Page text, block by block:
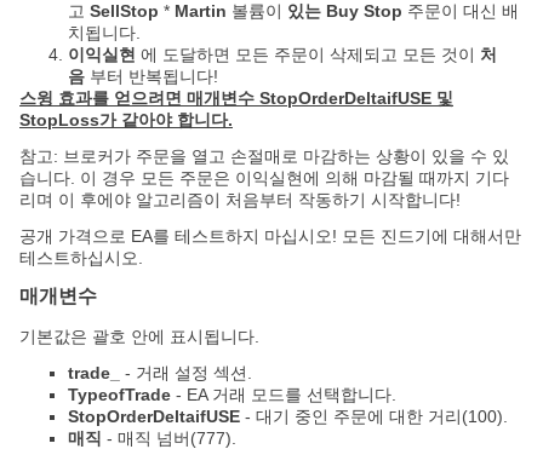
고 SellStop * Martin 볼륨이 있는 Buy Stop 주문이 대신 배
치됩니다.
이익실현 에 도달하면 모든 주문이 삭제되고 모든 것이 처
음 부터 반복됩니다!
스윙 효과를 얻으려면 매개변수 StopOrderDeltaifUSE 및
StopLoss가 같아야 합니다.
참고: 브로커가 주문을 열고 손절매로 마감하는 상황이 있을 수 있
습니다. 이 경우 모든 주문은 이익실현에 의해 마감될 때까지 기다
리며 이 후에야 알고리즘이 처음부터 작동하기 시작합니다!
공개 가격으로 EA를 테스트하지 마십시오! 모든 진드기에 대해서만
테스트하십시오.
매개변수
기본값은 괄호 안에 표시됩니다.
trade_
- 거래 설정 섹션.
TypeofTrade - EA 거래 모드를 선택합니다.
StopOrderDeltaifUSE - 대기 중인 주문에 대한 거리(100).
매직 - 매직 넘버(777).